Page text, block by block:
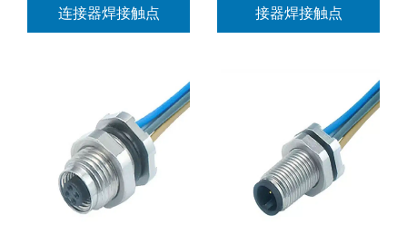
连接器焊接触点
接器焊接触点